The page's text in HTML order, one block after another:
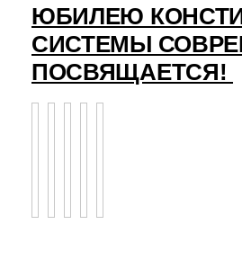
ЮБИЛЕЮ
СИСТЕМЫ
ПОСВЯЩАЕТСЯ!